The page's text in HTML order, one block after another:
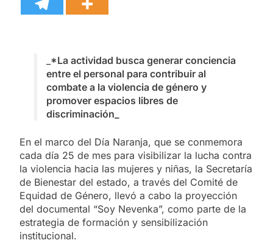
*La actividad busca generar conciencia
entre el personal para contribuir al
combate a la violencia de género y
promover espacios libres de
discriminación_
En el marco del Día Naranja, que se conmemora
cada día 25 de mes para visibilizar la lucha contra
la violencia hacia las mujeres y niñas, la Secretaría
de Bienestar del estado, a través del Comité de
Equidad de Género, llevó a cabo la proyección
del documental “Soy Nevenka”, como parte de la
estrategia de formación y sensibilización
institucional.